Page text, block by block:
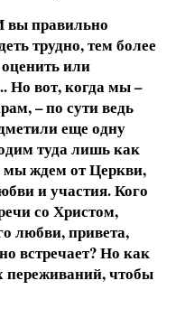
вы правильно
трудно, тем более
или
Но вот, когда мы –
– по сути ведь
еще одну
туда лишь как
мы ждем от Церкви,
и участия. Кого
со Христом,
любви, привета,
встречает? Но как
переживаний, чтобы